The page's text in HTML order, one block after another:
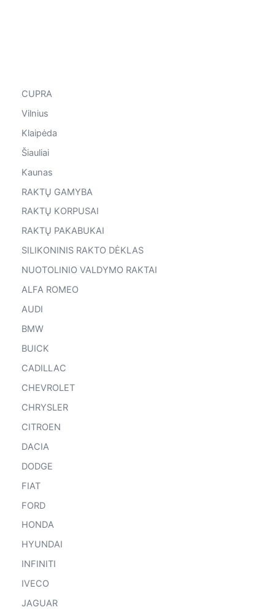
CUPRA
Vilnius
Klaipėda
Šiauliai
Kaunas
RAKTŲ GAMYBA
RAKTŲ KORPUSAI
RAKTŲ PAKABUKAI
SILIKONINIS RAKTO DĖKLAS
NUOTOLINIO VALDYMO RAKTAI
ALFA ROMEO
AUDI
BMW
BUICK
CADILLAC
CHEVROLET
CHRYSLER
CITROEN
DACIA
DODGE
FIAT
FORD
HONDA
HYUNDAI
INFINITI
IVECO
JAGUAR